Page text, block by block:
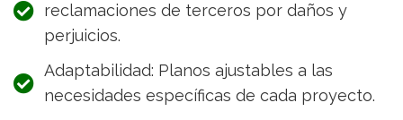
reclamaciones de terceros por daños y
perjuicios.
Adaptabilidad: Planos ajustables a las
necesidades específicas de cada proyecto.